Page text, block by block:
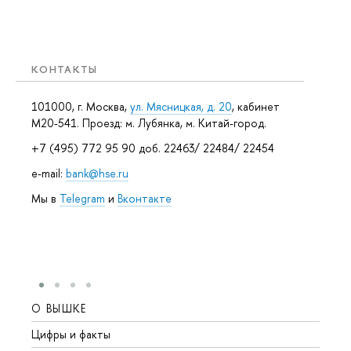
КОНТАКТЫ
101000, г. Москва, ул. Мясницкая, д. 20, кабинет
М20-541. Проезд: м. Лубянка, м. Китай-город.
+7 (495) 772 95 90 доб. 22463/ 22484/ 22454
e-mail: bank@hse.ru
Мы в Telegram и Вконтакте
О ВЫШКЕ
Цифры и факты